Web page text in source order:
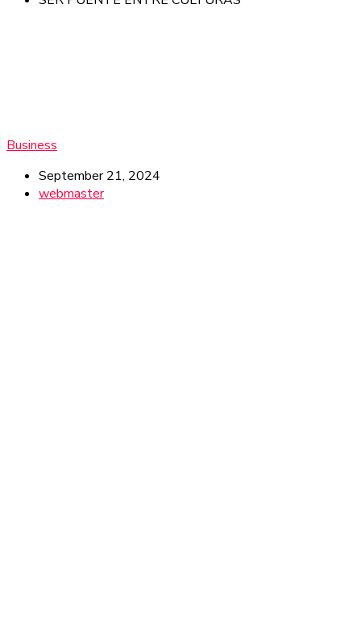
Business
September 21, 2024
webmaster